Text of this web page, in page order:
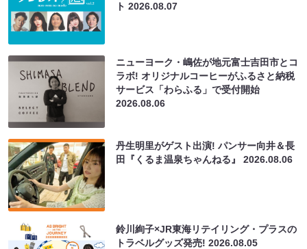
ト2026.08.07
ニューヨーク・嶋佐が地元富士吉田市とコ
ラボ! オリジナルコーヒーがふるさと納税
サービス「わらふる」で受付開始
2026.08.06
丹生明里がゲスト出演! パンサー向井＆長
田『くるま温泉ちゃんねる』2026.08.06
鈴川絢子×JR東海リテイリング・プラスの
トラベルグッズ発売!2026.08.05